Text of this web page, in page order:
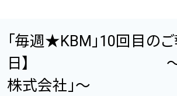
「毎週★KBM」10回目のご
日】 ～ホスト企
株式会社」～